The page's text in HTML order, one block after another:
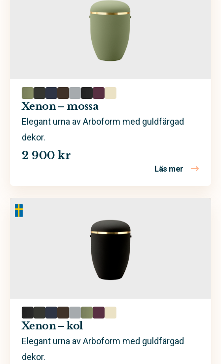
Xenon – mossa
Elegant urna av Arboform med guldfärgad
dekor.
2 900 kr
Läs mer om
Xenon – kol
Elegant urna av Arboform med guldfärgad
dekor.